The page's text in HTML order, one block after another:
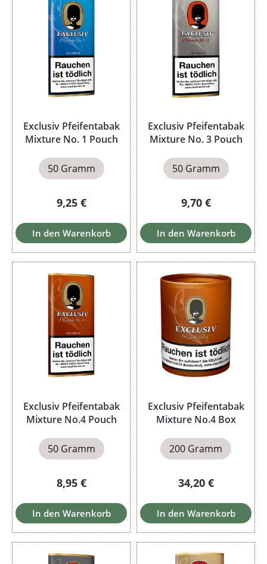
Exclusiv Pfeifentabak
Mixture No. 1 Pouch
50 Gramm
Regulärer Preis:
9,25 €
In den Warenkorb
Exclusiv Pfeifentabak
Mixture No. 3 Pouch
50 Gramm
Regulärer Preis:
9,70 €
In den Warenkorb
Exclusiv Pfeifentabak
Mixture No.4 Pouch
50 Gramm
Regulärer Preis:
8,95 €
In den Warenkorb
Exclusiv Pfeifentabak
Mixture No.4 Box
200 Gramm
Regulärer Preis:
34,20 €
In den Warenkorb